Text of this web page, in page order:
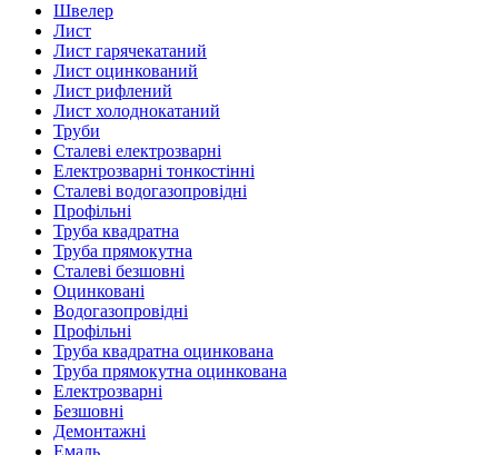
Швелер
Лист
Лист гарячекатаний
Лист оцинкований
Лист рифлений
Лист холоднокатаний
Труби
Сталеві електрозварні
Електрозварні тонкостінні
Сталеві водогазопровідні
Профільні
Труба квадратна
Труба прямокутна
Сталеві безшовні
Оцинковані
Водогазопровідні
Профільні
Труба квадратна оцинкована
Труба прямокутна оцинкована
Електрозварні
Безшовні
Демонтажні
Емаль